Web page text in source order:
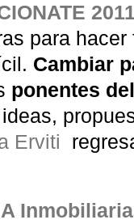
para
Cambiar
ponentes
Erviti
Inmobiliaria